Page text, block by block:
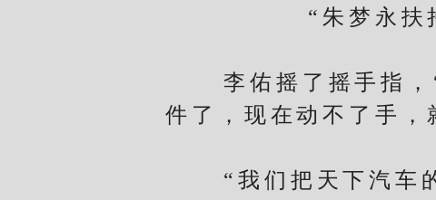
“朱梦永扶持
李佑摇了摇手指，“
件了，现在动不了手，
“我们把天下汽车的